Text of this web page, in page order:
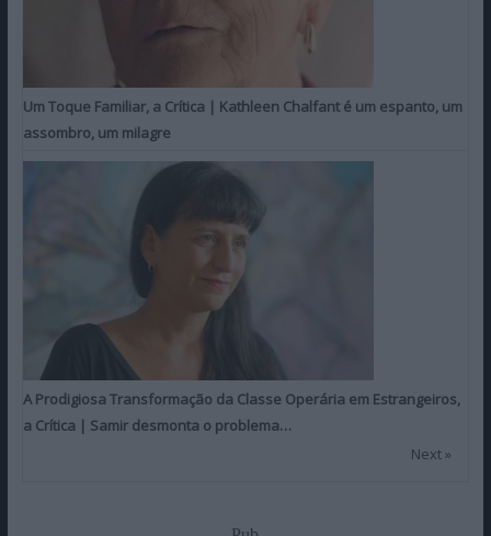
Um Toque Familiar, a Crítica | Kathleen Chalfant é um espanto, um
assombro, um milagre
A Prodigiosa Transformação da Classe Operária em Estrangeiros,
a Crítica | Samir desmonta o problema…
Next »